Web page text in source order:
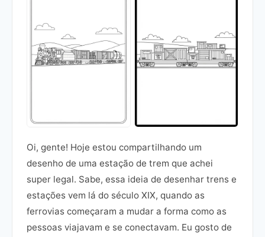
Oi, gente! Hoje estou compartilhando um
desenho de uma estação de trem que achei
super legal. Sabe, essa ideia de desenhar trens e
estações vem lá do século XIX, quando as
ferrovias começaram a mudar a forma como as
pessoas viajavam e se conectavam. Eu gosto de